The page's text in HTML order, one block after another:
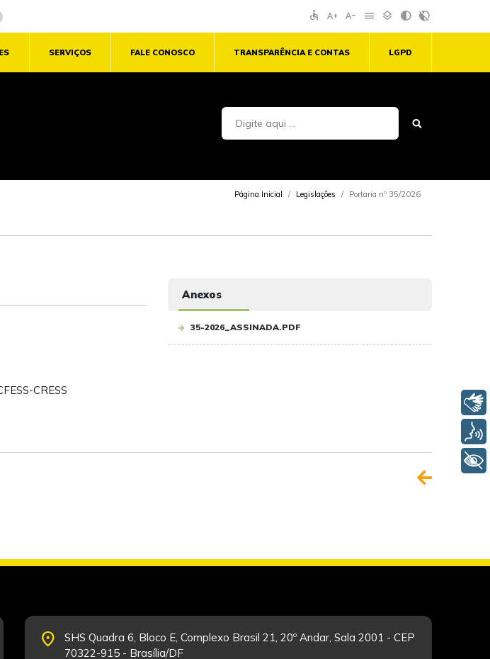
accessible text_increase text_decrease menu layers contrast contrast_rtl_off
SERVIÇOS FALE CONOSCO TRANSPARÊNCIA E CONTAS LGPD
Página Inicial Legislações Portaria nº 35/2026
CRESS
Anexos
35-2026_ASSINADA.PDF
place
SHS Quadra 6, Bloco E, Complexo Brasil 21, 20º Andar, Sala 2001 - CEP
70322-915 - Brasília/DF